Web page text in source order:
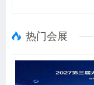
热门会展